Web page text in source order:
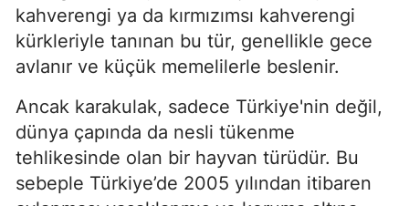
kahverengi ya da kırmızımsı kahverengi
kürkleriyle tanınan bu tür, genellikle gece
avlanır ve küçük memelilerle beslenir.
Ancak karakulak, sadece Türkiye'nin değil,
dünya çapında da nesli tükenme
tehlikesinde olan bir hayvan türüdür. Bu
sebeple Türkiye’de 2005 yılından itibaren